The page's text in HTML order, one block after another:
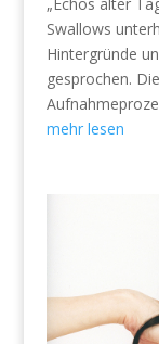
Swallows
Hintergründe
gesprochen.
mehr lesen